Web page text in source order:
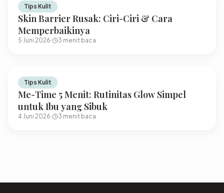
Tips Kulit
Skin Barrier Rusak: Ciri-Ciri & Cara
Memperbaikinya
5 Juni 2026· 3 menit baca
Tips Kulit
Me-Time 5 Menit: Rutinitas Glow Simpel
untuk Ibu yang Sibuk
4 Juni 2026· 3 menit baca